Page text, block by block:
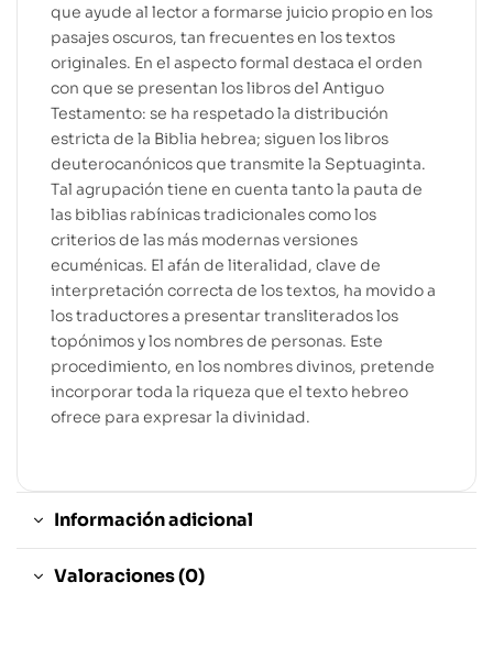
que ayude al lector a formarse juicio propio en los
pasajes oscuros, tan frecuentes en los textos
originales. En el aspecto formal destaca el orden
con que se presentan los libros del Antiguo
Testamento: se ha respetado la distribución
estricta de la Biblia hebrea; siguen los libros
deuterocanónicos que transmite la Septuaginta.
Tal agrupación tiene en cuenta tanto la pauta de
las biblias rabínicas tradicionales como los
criterios de las más modernas versiones
ecuménicas. El afán de literalidad, clave de
interpretación correcta de los textos, ha movido a
los traductores a presentar transliterados los
topónimos y los nombres de personas. Este
procedimiento, en los nombres divinos, pretende
incorporar toda la riqueza que el texto hebreo
ofrece para expresar la divinidad.
Información adicional
Valoraciones (0)